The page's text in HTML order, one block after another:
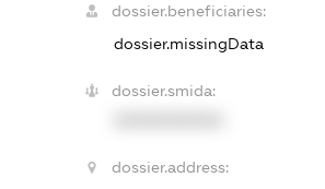
dossier.beneficiaries:
dossier.missingData
dossier.smida:
dossier.address: